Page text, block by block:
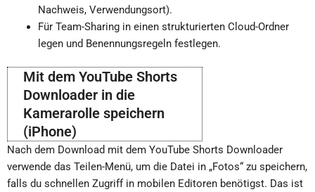
Nachweis, Verwendungsort).
Für Team-Sharing in einen strukturierten Cloud-Ordner
legen und Benennungsregeln festlegen.
Mit dem YouTube Shorts
Downloader in die
Kamerarolle speichern
(iPhone)
Nach dem Download mit dem YouTube Shorts Downloader
verwende das Teilen-Menü, um die Datei in „Fotos“ zu speichern,
falls du schnellen Zugriff in mobilen Editoren benötigst. Das ist